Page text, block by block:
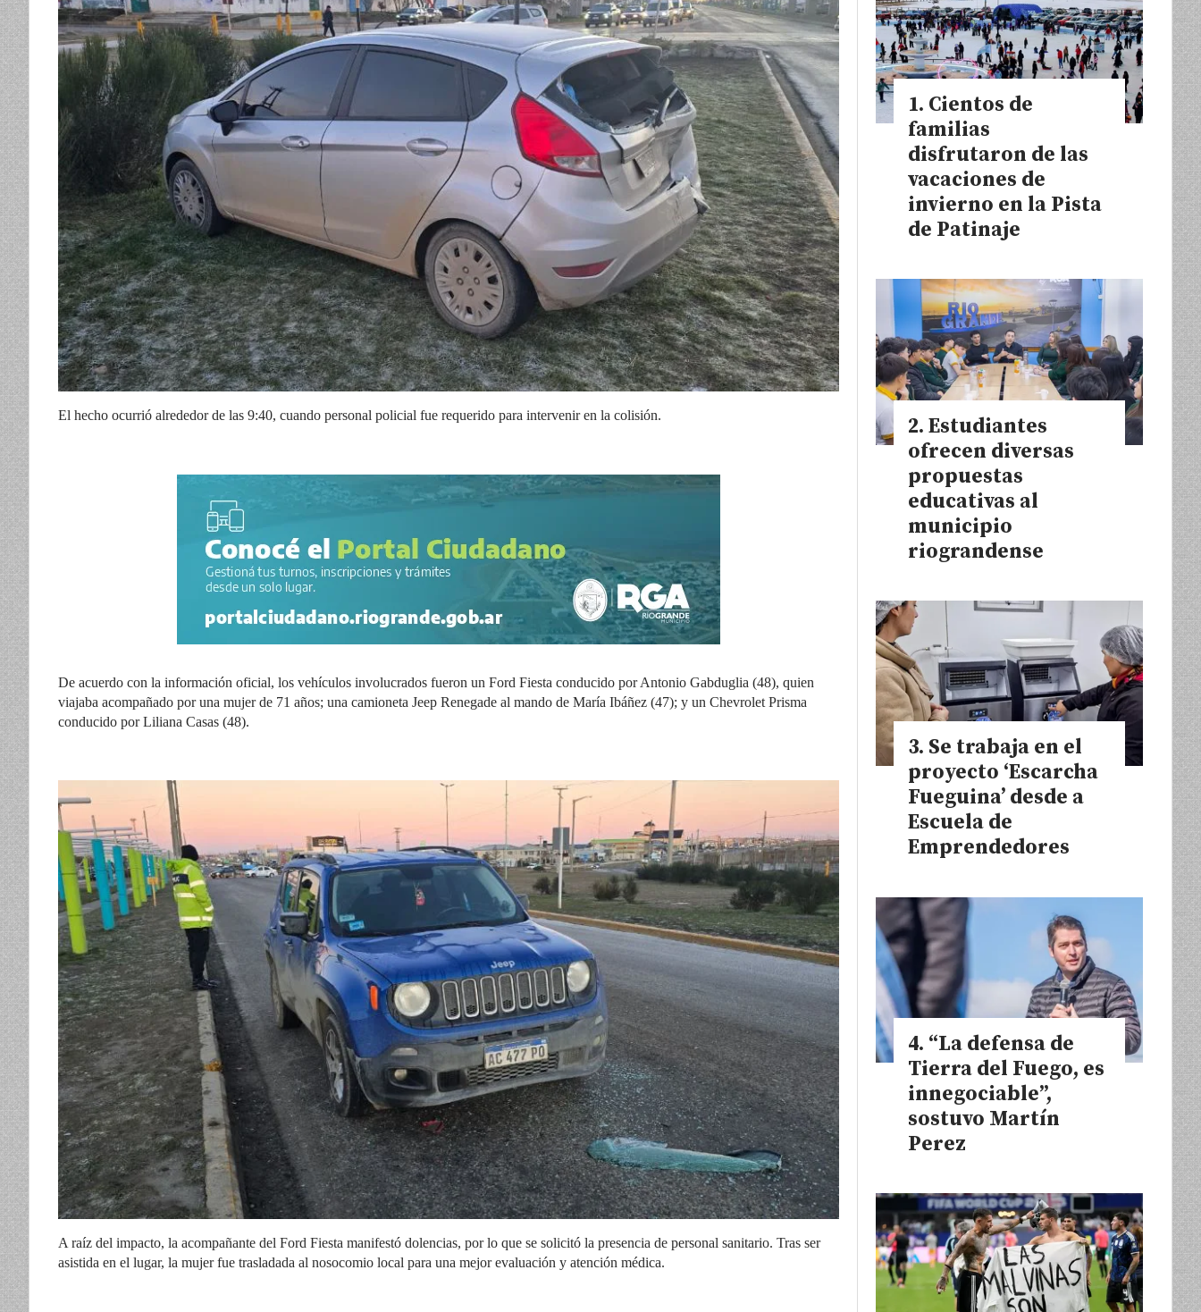
El hecho ocurrió alrededor de las 9:40, cuando personal policial fue requerido para intervenir en la colisión.
De acuerdo con la información oficial, los vehículos involucrados fueron un Ford Fiesta conducido por Antonio Gabduglia (48), quien
viajaba acompañado por una mujer de 71 años; una camioneta Jeep Renegade al mando de María Ibáñez (47); y un Chevrolet Prisma
conducido por Liliana Casas (48).
A raíz del impacto, la acompañante del Ford Fiesta manifestó dolencias, por lo que se solicitó la presencia de personal sanitario. Tras ser
asistida en el lugar, la mujer fue trasladada al nosocomio local para una mejor evaluación y atención médica.
Cientos de
familias
disfrutaron de las
vacaciones de
invierno en la Pista
de Patinaje
Estudiantes
ofrecen diversas
propuestas
educativas al
municipio
riograndense
Se trabaja en el
proyecto ‘Escarcha
Fueguina’ desde a
Escuela de
Emprendedores
“La defensa de
Tierra del Fuego, es
innegociable”,
sostuvo Martín
Perez